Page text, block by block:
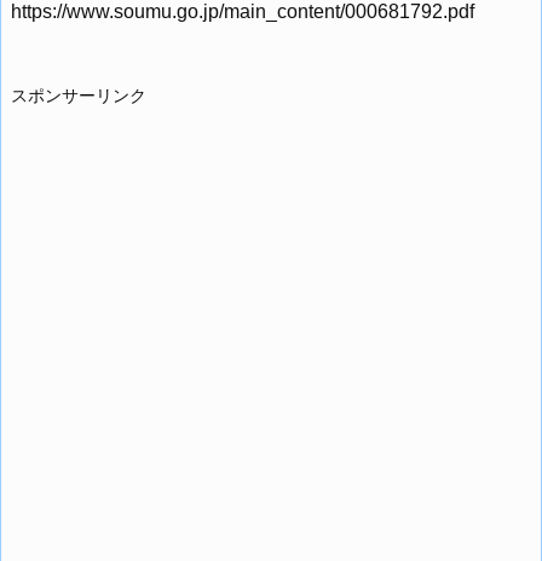
https://www.soumu.go.jp/main_content/000681792.pdf
スポンサーリンク